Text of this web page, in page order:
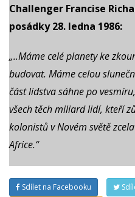
Challenger Francise
posádky 28. ledna 1986:
„..Máme celé planety ke
budovat. Máme celou
část lidstva sáhne po
všech těch miliard lidí, kteří
kolonistů v Novém světě
Africe.“
Sdílet na Facebooku